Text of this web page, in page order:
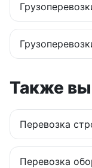
Также
Перевозка
Перевозка